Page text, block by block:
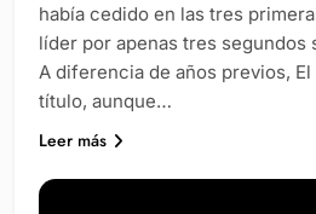
había cedido en las tres
líder por apenas tres segundos
A diferencia de años previos,
título, aunque…
Leer más